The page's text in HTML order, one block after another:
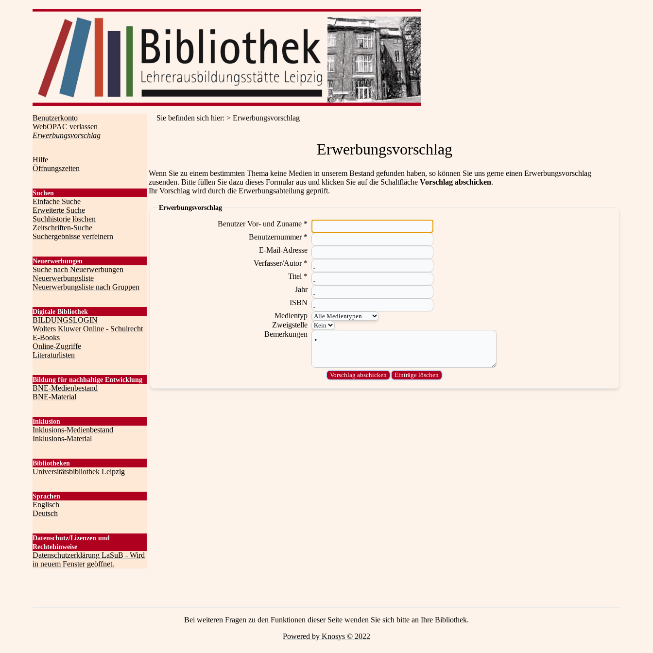
Benutzerkonto
WebOPAC verlassen
Erwerbungsvorschlag
Hilfe
Öffnungszeiten
Suchen
Einfache Suche
Erweiterte Suche
Suchhistorie löschen
Zeitschriften-Suche
Suchergebnisse verfeinern
Neuerwerbungen
Suche nach Neuerwerbungen
Neuerwerbungsliste
Neuerwerbungsliste nach Gruppen
Digitale Bibliothek
BILDUNGSLOGIN
Wolters Kluwer Online - Schulrecht
E-Books
Online-Zugriffe
Literaturlisten
Bildung für nachhaltige Entwicklung
BNE-Medienbestand
BNE-Material
Inklusion
Inklusions-Medienbestand
Inklusions-Material
Bibliotheken
Universitätsbibliothek Leipzig
Sprachen
Englisch
Deutsch
Datenschutz/Lizenzen und
Rechtehinweise
Datenschutzerklärung LaSuB - Wird
in neuem Fenster geöffnet.
Sie befinden sich hier: Erwerbungsvorschlag
Erwerbungsvorschlag
Wenn Sie zu einem bestimmten Thema keine Medien in unserem Bestand gefunden haben, so können Sie uns gerne einen Erwerbungsvorschlag
zusenden. Bitte füllen Sie dazu dieses Formular aus und klicken Sie auf die Schaltfläche Vorschlag abschicken.
Ihr Vorschlag wird durch die Erwerbungsabteilung geprüft.
Erwerbungsvorschlag
Benutzer Vor- und Zuname *
Benutzernummer *
E-Mail-Adresse
Verfasser/Autor *
Titel *
Jahr
ISBN
Medientyp
Zweigstelle
Bemerkungen
Bei weiteren Fragen zu den Funktionen dieser Seite wenden Sie sich bitte an Ihre Bibliothek.
Powered by Knosys © 2022